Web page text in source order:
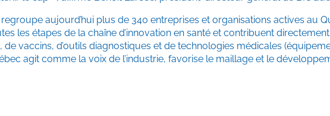
aujourd’hui plus de 340 entreprises et organisations actives au
les étapes de la chaîne d’innovation en santé et contribuent
vaccins, d’outils diagnostiques et de technologies médicales
agit comme la voix de l’industrie, favorise le maillage et le